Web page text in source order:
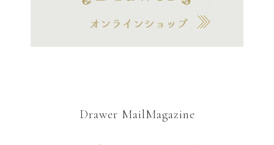
Drawer MailMagazine